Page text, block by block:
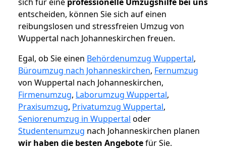
entscheiden, können Sie sich auf einen
reibungslosen und stressfreien Umzug von
Wuppertal nach Johanneskirchen freuen.
Egal, ob Sie einen Behördenumzug Wuppertal,
Büroumzug nach Johanneskirchen, Fernumzug
von Wuppertal nach Johanneskirchen,
Firmenumzug, Laborumzug Wuppertal,
Praxisumzug, Privatumzug Wuppertal,
Seniorenumzug in Wuppertal oder
Studentenumzug nach Johanneskirchen planen
wir haben die besten Angebotefür Sie.